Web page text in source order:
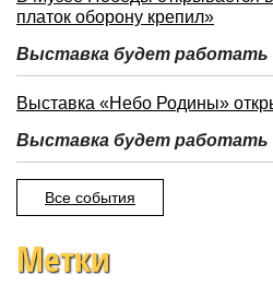
платок оборону крепил»
Выставка будет работать
Выставка «Небо Родины»
Выставка будет работать
Все события
Метки